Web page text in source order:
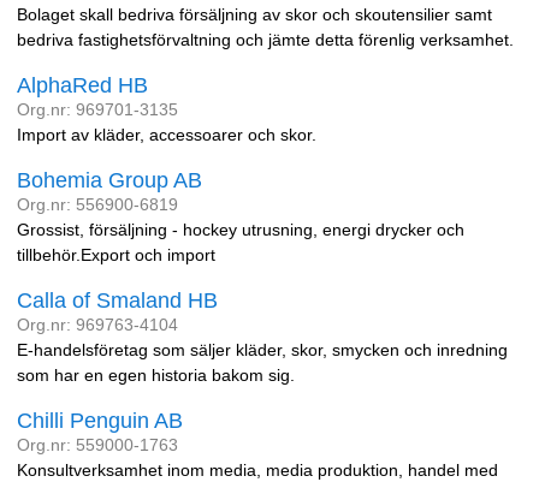
Bolaget skall bedriva försäljning av skor och skoutensilier samt
bedriva fastighetsförvaltning och jämte detta förenlig verksamhet.
AlphaRed HB
Org.nr: 969701-3135
Import av kläder, accessoarer och skor.
Bohemia Group AB
Org.nr: 556900-6819
Grossist, försäljning - hockey utrusning, energi drycker och
tillbehör.Export och import
Calla of Smaland HB
Org.nr: 969763-4104
E-handelsföretag som säljer kläder, skor, smycken och inredning
som har en egen historia bakom sig.
Chilli Penguin AB
Org.nr: 559000-1763
Konsultverksamhet inom media, media produktion, handel med